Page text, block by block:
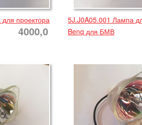
проектора
4000,0
5J.J0A05.001 Лампа
Benq для БМВ